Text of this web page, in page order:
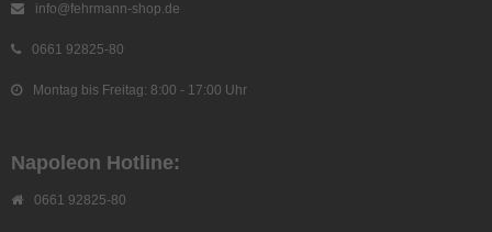
info@fehrmann-shop.de
0661 92825-80
Montag bis Freitag: 8:00 - 17:00 Uhr
Napoleon Hotline:
0661 92825-80